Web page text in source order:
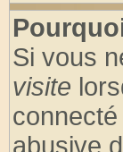
Si vous
visite
abusive